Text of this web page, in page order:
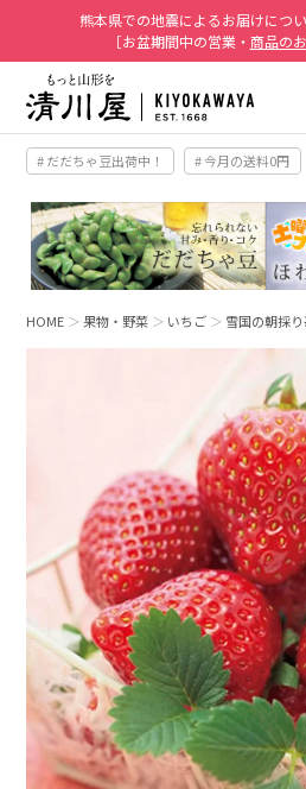
熊本県での地震によるお届けにつ
［お盆期間中の営業・ 商品の
# だだちゃ豆出荷中！ # 今月の送料0円
HOME 果物・野菜 いちご 雪国の朝採